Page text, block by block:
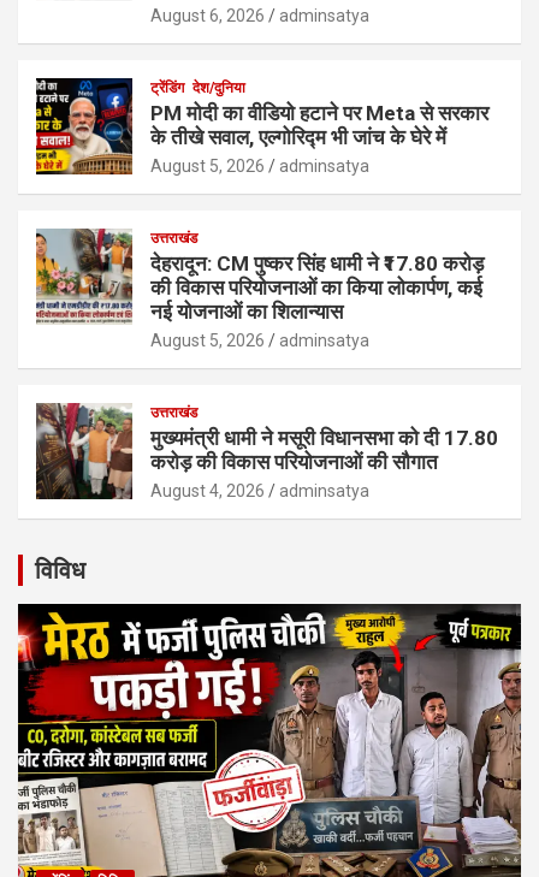
August 6, 2026 adminsatya
ट्रेंडिंग देश/दुनिया
PM मोदी का वीडियो हटाने पर Meta से सरकार
के तीखे सवाल, एल्गोरिद्म भी जांच के घेरे में
August 5, 2026 adminsatya
उत्तराखंड
देहरादून: CM पुष्कर सिंह धामी ने ₹17.80 करोड़
की विकास परियोजनाओं का किया लोकार्पण, कई
नई योजनाओं का शिलान्यास
August 5, 2026 adminsatya
उत्तराखंड
मुख्यमंत्री धामी ने मसूरी विधानसभा को दी 17.80
करोड़ की विकास परियोजनाओं की सौगात
August 4, 2026 adminsatya
विविध